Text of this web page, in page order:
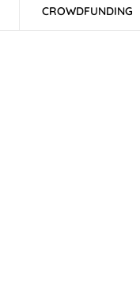
CROWDFUNDING